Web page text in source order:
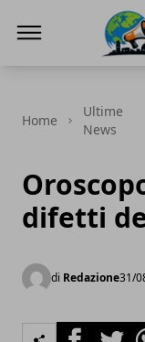
Home
Ultime
News
difetti
di Redazione31/
FacebookTwitter